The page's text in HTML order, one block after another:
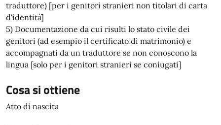
traduttore) [per i genitori stranieri non titolari di carta
d'identità]
5) Documentazione da cui risulti lo stato civile dei
genitori (ad esempio il certificato di matrimonio) e
accompagnati da un traduttore se non conoscono la
lingua [solo per i genitori stranieri se coniugati]
Cosa si ottiene
Atto di nascita